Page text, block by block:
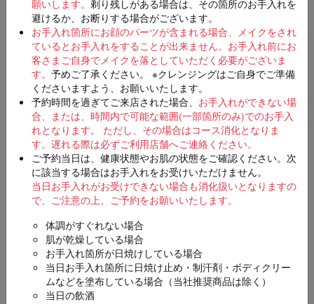
願いします。 剃り残しがある場合は、その箇所のお手入れを
避けるか、お断りする場合がございます。
お手入れ箇所にお顔のパーツが含まれる場合、メイクをされ
ているとお手入れをすることが出来ません。お手入れ前にお
客さまご自身でメイクを落としていただく必要がございま
す。 予めご了承ください。 ※クレンジングはご自身でご準備
くださいますよう、お願いいたします。
予約時間を過ぎてご来店された場合、 お手入れができない場
合、または、時間内で可能な範囲(一部箇所のみ)でのお手入
れとなります。 ただし、その場合はコース消化となりま
す。 遅れる際は必ずご利用店舗へご連絡ください。
ご予約当日は、健康状態やお肌の状態をご確認ください。次
に該当する場合はお手入れをお受けいただけません。
当日お手入れがお受けできない場合も消化扱いとなりますの
で、ご注意の上、ご予約をお願いいたします。
体調がすぐれない場合
肌が乾燥している場合
お手入れ箇所が日焼けしている場合
当日お手入れ箇所に日焼け止め・制汗剤・ボディクリー
ムなどを塗布している場合（当社推奨商品は除く）
当日の飲酒
必須 ご希望日時第一希望
第二希望（入力は任意）
第三希望（入力は任意）
必須 お名前